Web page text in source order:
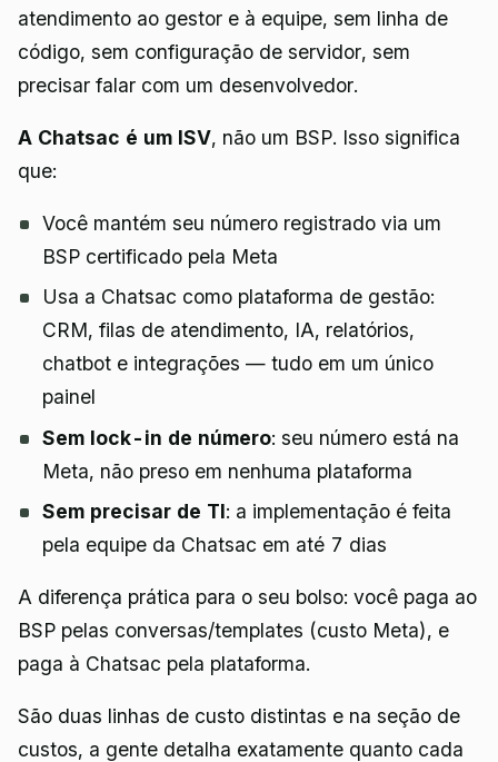
atendimento ao gestor e à equipe, sem linha de
código, sem configuração de servidor, sem
precisar falar com um desenvolvedor.
A Chatsac é um ISV, não um BSP. Isso significa
que:
Você mantém seu número registrado via um
BSP certificado pela Meta
Usa a Chatsac como plataforma de gestão:
CRM, filas de atendimento, IA, relatórios,
chatbot e integrações — tudo em um único
painel
Sem lock-in de número: seu número está na
Meta, não preso em nenhuma plataforma
Sem precisar de TI: a implementação é feita
pela equipe da Chatsac em até 7 dias
A diferença prática para o seu bolso: você paga ao
BSP pelas conversas/templates (custo Meta), e
paga à Chatsac pela plataforma.
São duas linhas de custo distintas e na seção de
custos, a gente detalha exatamente quanto cada